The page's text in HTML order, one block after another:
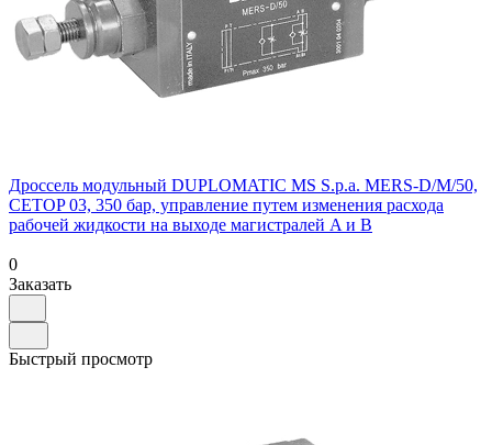
Дроссель модульный DUPLOMATIC MS S.p.a. MERS-D/M/50,
CETOP 03, 350 бар, управление путем изменения расхода
рабочей жидкости на выходе магистралей A и B
0
Заказать
Быстрый просмотр